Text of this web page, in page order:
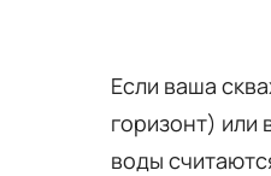
Если ваша
горизонт) или
воды